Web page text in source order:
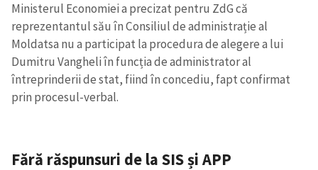
Ministerul Economiei a precizat pentru ZdG că
reprezentantul său în Consiliul de administrație al
Moldatsa nu a participat la procedura de alegere a lui
Dumitru Vangheli în funcția de administrator al
întreprinderii de stat, fiind în concediu, fapt confirmat
prin procesul-verbal.
Fără răspunsuri de la SIS și APP